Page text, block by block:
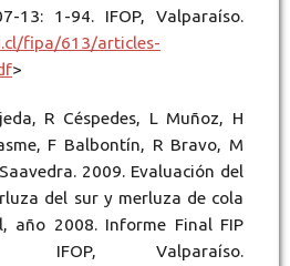
13: 1-94. IFOP, Valparaíso.
fipa/613/articles-
>
R Céspedes, L Muñoz, H
F Balbontín, R Bravo, M
2009. Evaluación del
del sur y merluza de cola
año 2008. Informe Final FIP
IFOP, Valparaíso.